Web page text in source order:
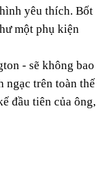
yêu thích. Bốt
một phụ kiện
- sẽ không bao
ngạc trên toàn thế
đầu tiên của ông,